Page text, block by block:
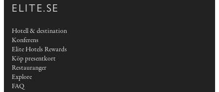
ELITE.SE
Hotell & destination
Konferens
Elite Hotels Rewards
Köp presentkort
Restauranger
Explore
FAQ